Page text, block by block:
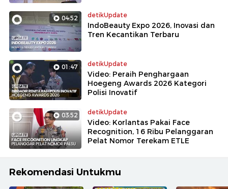
04:52 detikUpdate
IndoBeauty Expo 2026, Inovasi dan
Tren Kecantikan Terbaru
01:47 detikUpdate
Video: Peraih Penghargaan
Hoegeng Awards 2026 Kategori
Polisi Inovatif
03:52 detikUpdate
Video: Korlantas Pakai Face
Recognition, 16 Ribu Pelanggaran
Pelat Nomor Terekam ETLE
Rekomendasi Untukmu